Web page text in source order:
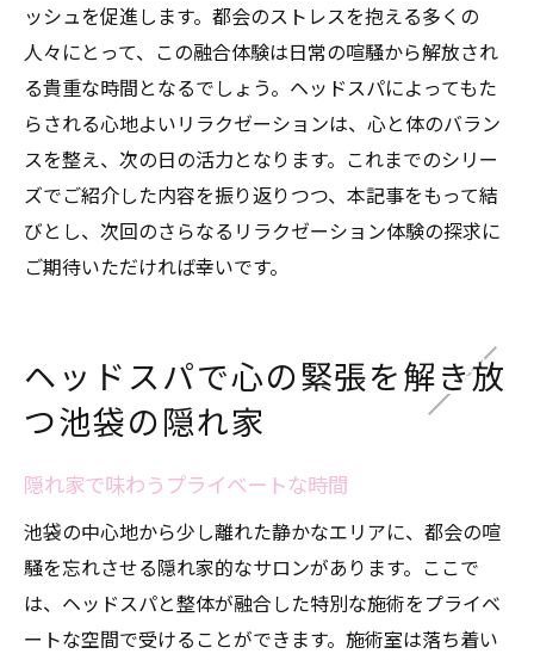
ッシュを促進します。都会のストレスを抱える多くの
人々にとって、この融合体験は日常の喧騒から解放され
る貴重な時間となるでしょう。ヘッドスパによってもた
らされる心地よいリラクゼーションは、心と体のバラン
スを整え、次の日の活力となります。これまでのシリー
ズでご紹介した内容を振り返りつつ、本記事をもって結
びとし、次回のさらなるリラクゼーション体験の探求に
ご期待いただければ幸いです。
ヘッドスパで心の緊張を解き放
つ池袋の隠れ家
隠れ家で味わうプライベートな時間
池袋の中心地から少し離れた静かなエリアに、都会の喧
騒を忘れさせる隠れ家的なサロンがあります。ここで
は、ヘッドスパと整体が融合した特別な施術をプライベ
ートな空間で受けることができます。施術室は落ち着い